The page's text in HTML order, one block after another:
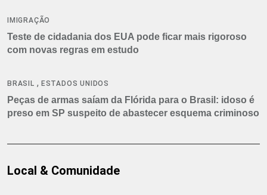
IMIGRAÇÃO
Teste de cidadania dos EUA pode ficar mais rigoroso
com novas regras em estudo
BRASIL , ESTADOS UNIDOS
Peças de armas saíam da Flórida para o Brasil: idoso é
preso em SP suspeito de abastecer esquema criminoso
Local & Comunidade